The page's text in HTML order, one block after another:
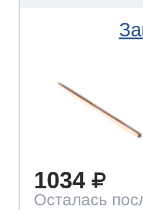
1034
Осталась